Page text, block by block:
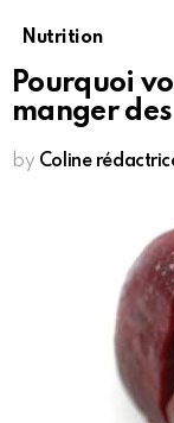
Nutrition
Pourquoi
manger
by Coline